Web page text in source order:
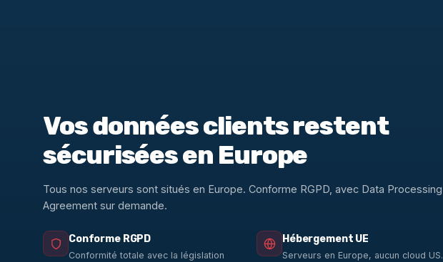
Vos données clients restent
sécurisées en Europe
Tous nos serveurs sont situés en Europe. Conforme RGPD, avec Data Processing
Agreement sur demande.
Conforme RGPD
Conformité totale avec la législation
Hébergement UE
Serveurs en Europe, aucun cloud US.